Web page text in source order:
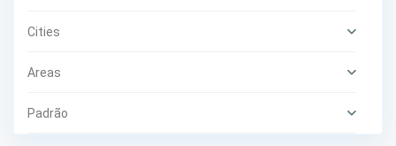
Cities
Areas
Padrão